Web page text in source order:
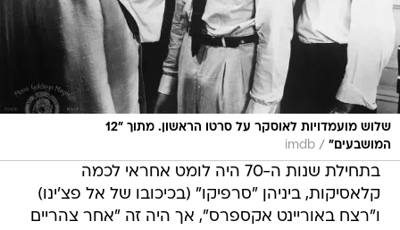
שלוש מועמדויות לאוסקר על סרטו הראשון. מתוך "12
המושבעים" /
imdb
בתחילת שנות ה-70 היה לומט אחראי לכמה
קלאסיקות, ביניהן "סרפיקו" (בכיכובו של אל פצ'ינו)
ו"רצח באוריינט אקספרס", אך היה זה "אחר צהריים